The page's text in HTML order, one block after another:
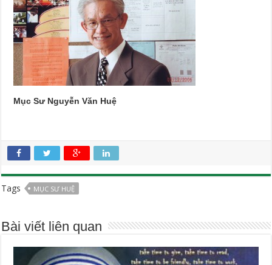
Mục Sư Nguyễn Văn Huệ
Tags MỤC SƯ HUỆ
Bài viết liên quan